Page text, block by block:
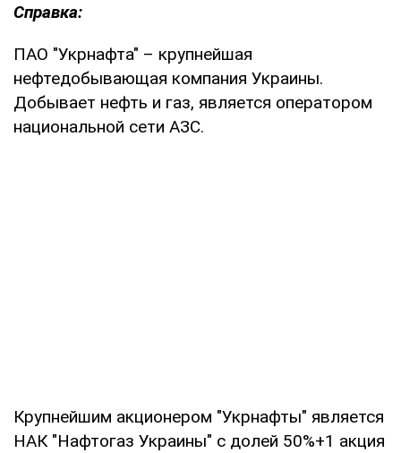
Справка:
ПАО "Укрнафта" – крупнейшая
нефтедобывающая компания Украины.
Добывает нефть и газ, является оператором
национальной сети АЗС.
Крупнейшим акционером "Укрнафты" является
НАК "Нафтогаз Украины" с долей 50%+1 акция